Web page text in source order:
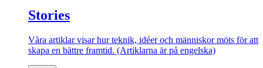
Stories
Våra artiklar visar hur teknik, idéer och människor möts för att
skapa en bättre framtid. (Artiklarna är på engelska)